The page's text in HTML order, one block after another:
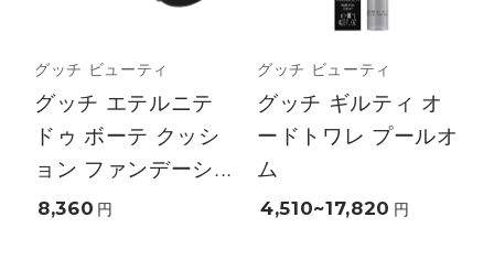
グッチ ビューティ
グッチ エテルニテ
ドゥ ボーテ クッシ
ョン ファンデーシ...
8,360 円
グッチ ビューティ
グッチ ギルティ オ
ードトワレ プールオ
ム
4,510~17,820 円